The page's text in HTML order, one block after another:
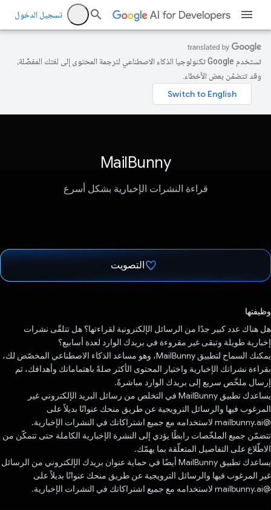
تسجيل الدخول
تستخدم Google تكنولوجيا الذكاء الاصطناعي لترجمة المحتوى إلى لغتك المفضّلة،
وقد تتضمّن بعض الأخطاء.
MailBunny
قراءة النشرات الإخبارية بشكل أسرع
التصويت
وظيفتها
هل هناك عدد كبير جدًا من الرسائل الإلكترونية لقراءتها؟ هل تتلقّى نشرات
إخبارية طويلة وتبقى غير مقروءة في بريدك الوارد لعدة أسابيع؟
يمكنك السماح لتطبيق MailBunny، وهو مساعد الذكاء الاصطناعي المخصّص لك،
بقراءة نشراتك الإخبارية واختيار المحتوى الأكثر صلةً باهتماماتك وأهدافك، ثم
إرسال ملخّص سريع إلى بريدك الوارد مباشرةً.
يساعدك تطبيق MailBunny في التخلص من رسائل البريد الإلكتروني غير
المرغوب فيها والرسائل الترويجية عن طريق منحك عنوانًا بديلاً على
@mailbunny.ai لاستخدامه مع جميع اشتراكاتك في النشرات الإخبارية.
تتضمّن جميع الملخّصات رابطًا يؤدي إلى النشرة الإخبارية الكاملة حتى تتمكّن من
الاطّلاع على التفاصيل المتعلّقة بما يهمّك.
يساعدك تطبيق MailBunny أيضًا في حماية عنوان بريدك الإلكتروني من الرسائل
غير المرغوب فيها والرسائل الترويجية عن طريق منحك عنوانًا بديلاً على
@mailbunny.ai لاستخدامه مع جميع اشتراكاتك في النشرات الإخبارية.